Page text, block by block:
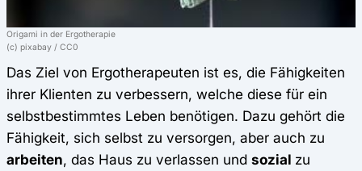
Origami in der Ergotherapie
(c) pixabay / CC0
Das Ziel von Ergotherapeuten ist es, die Fähigkeiten
ihrer Klienten zu verbessern, welche diese für ein
selbstbestimmtes Leben benötigen. Dazu gehört die
Fähigkeit, sich selbst zu versorgen, aber auch zu
arbeiten, das Haus zu verlassen und sozial zu